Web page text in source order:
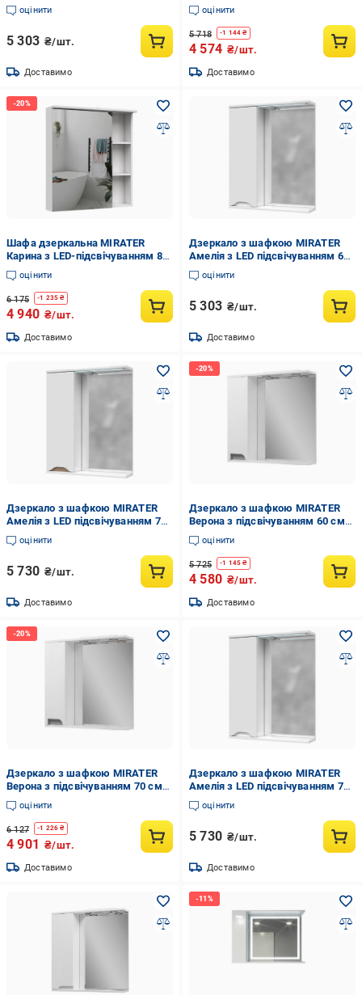
см лівостороннє Дуб сонома
(7609)
оцінити
5 303 ₴/шт.
Доставимо
см лівостороння (8178)
оцінити
5 718 -1 144 ₴
4 574 ₴/шт.
Доставимо
Шафа дзеркальна MIRATER
Карина з LED-підсвічуванням 80
см лівостороння (8180)
оцінити
6 175 -1 235 ₴
4 940 ₴/шт.
Доставимо
Дзеркало з шафкою MIRATER
Амелія з LED підсвічуванням 60
см лівостороннє Білий (7605)
оцінити
5 303 ₴/шт.
Доставимо
Дзеркало з шафкою MIRATER
Амелія з LED підсвічуванням 70
см лівостороннє Дуб сонома
(7611)
оцінити
5 730 ₴/шт.
Доставимо
Дзеркало з шафкою MIRATER
Верона з підсвічуванням 60 см
лівостороннє Сірий (4214)
оцінити
5 725 -1 145 ₴
4 580 ₴/шт.
Доставимо
Дзеркало з шафкою MIRATER
Верона з підсвічуванням 70 см
лівостороннє Сірий (4215)
оцінити
6 127 -1 226 ₴
4 901 ₴/шт.
Доставимо
Дзеркало з шафкою MIRATER
Амелія з LED підсвічуванням 70
см лівостороннє Білий (7606)
оцінити
5 730 ₴/шт.
Доставимо